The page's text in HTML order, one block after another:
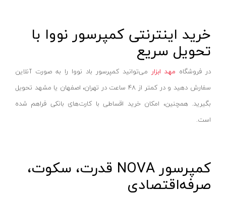
دریل چکشی
دریل گیربکسی
دریل سرکج
دریل نمونه برداری
دریل شارژی نووا
دریل شارژی کنزاکس
اچ تی-HT
راکفورت-ROCKFORT
اینکو- INGCO
الیومک-oleo mac
ایت-EIGHT
یکتا کیت-YEKTA GATE
خرید اینترنتی کمپرسور نووا با
تحویل سریع
در فروشگاه مهد ابزار می‌توانید کمپرسور باد نووا را به صورت آنلاین
سفارش دهید و در کمتر از ۴۸ ساعت در تهران، اصفهان یا مشهد تحویل
بگیرید. همچنین، امکان خرید اقساطی با کارت‌های بانکی فراهم شده
است.
کمپرسور NOVA قدرت، سکوت،
صرفه‌اقتصادی